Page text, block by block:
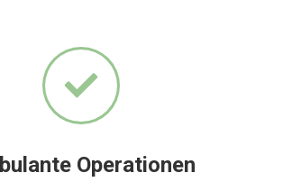
Operationen